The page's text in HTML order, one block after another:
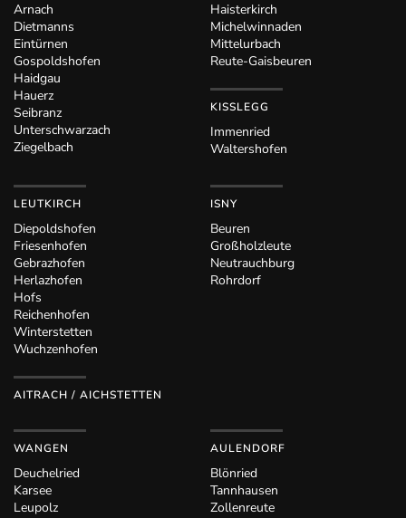
Arnach
Dietmanns
Eintürnen
Gospoldshofen
Haidgau
Hauerz
Seibranz
Unterschwarzach
Ziegelbach
Haisterkirch
Michelwinnaden
Mittelurbach
Reute-Gaisbeuren
KISSLEGG
Immenried
Waltershofen
LEUTKIRCH
Diepoldshofen
Friesenhofen
Gebrazhofen
Herlazhofen
Hofs
Reichenhofen
Winterstetten
Wuchzenhofen
AITRACH / AICHSTETTEN
ISNY
Beuren
Großholzleute
Neutrauchburg
Rohrdorf
WANGEN
Deuchelried
Karsee
Leupolz
AULENDORF
Blönried
Tannhausen
Zollenreute